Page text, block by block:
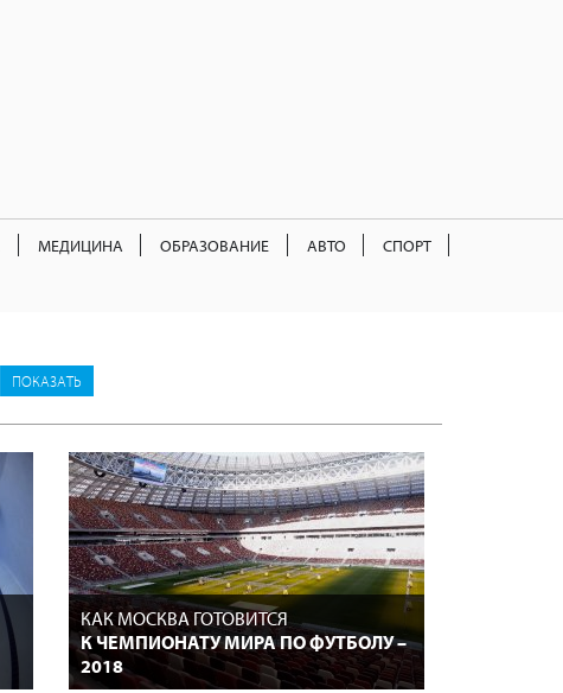
МЕДИЦИНА ОБРАЗОВАНИЕ АВТО СПОРТ
КАК МОСКВА ГОТОВИТСЯ
К ЧЕМПИОНАТУ МИРА ПО ФУТБОЛУ –
2018